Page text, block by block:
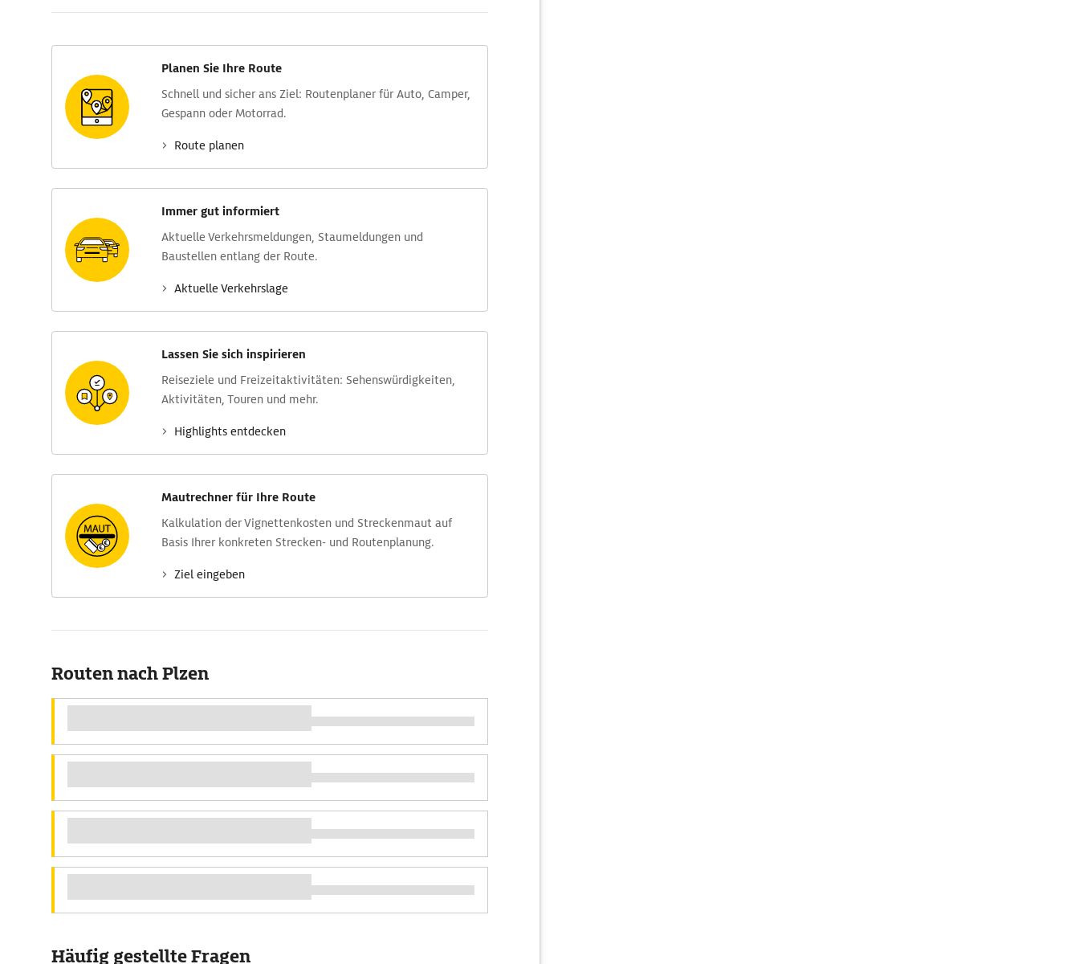
Planen Sie Ihre Route
Schnell und sicher ans Ziel: Routen­planer für Auto, Camper,
Gespann oder Motorrad.
Route planen
Immer gut informiert
Aktuelle Verkehrs­meldungen, Stau­meldungen und
Baustellen entlang der Route.
Aktuelle Verkehrs­lage
Lassen Sie sich inspirieren
Reise­ziele und Freizeit­aktivitäten: Sehens­würdig­keiten,
Aktivitäten, Touren und mehr.
Highlights entdecken
Mautrechner für Ihre Route
Kalkulation der Vignettenkosten und Streckenmaut auf
Basis Ihrer konkreten Strecken- und Routenplanung.
Ziel eingeben
Routen nach Plzen
Häufig gestellte Fragen